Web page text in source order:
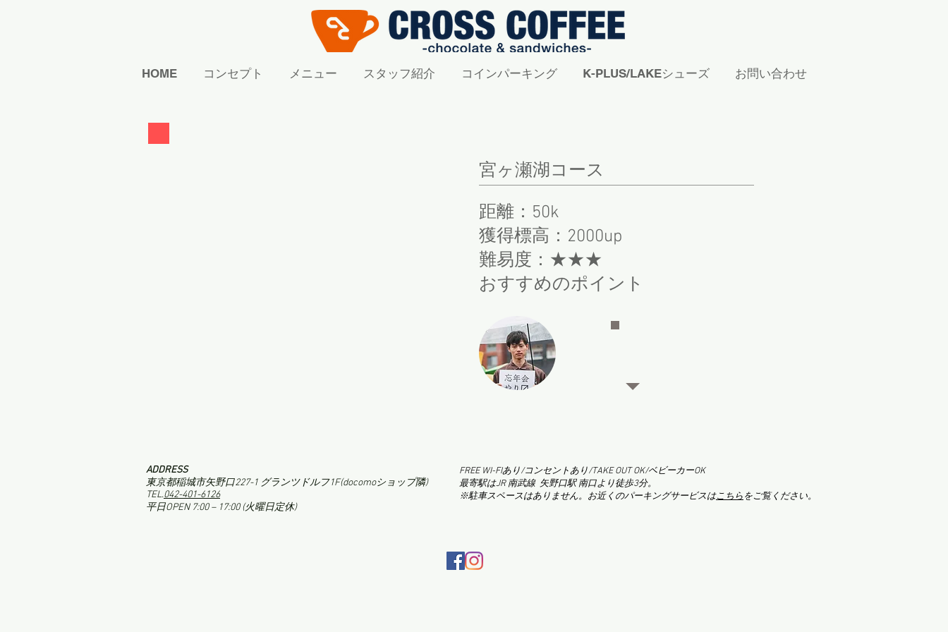
HOME コンセプト メニュー スタッフ紹介 コインパーキング K-PLUS/LAKEシューズ お問い合わせ
​宮ヶ瀬湖コース
​距離：50k
獲得標高：2000up
​難易度：★★★
おすすめのポイント
ADDRESS
東京都稲城市矢野口227-1 グランツドルフ1F(docomoショップ隣)
TEL.042-401-6126
平日OPEN 7:00 – 17:00 (火曜日定休)
FREE WI-FIあり/コンセントあり/TAKE OUT OK/ベビーカーOK
最寄駅はJR 南武線 矢野口駅 南口より徒歩3分。
※駐車スペースはありません。お近くのパーキングサービスはこちらをご覧ください。